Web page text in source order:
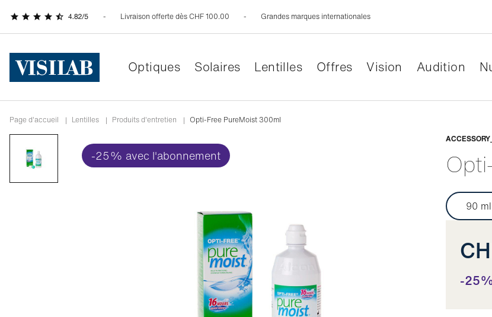
Livraison offerte dès CHF 100.00 Grandes marques internationales
Optiques Solaires Lentilles Offres Vision Audition
Page d'accueil | Lentilles | Produits d'entretien | Opti-Free PureMoist 300ml
-25% avec l'abonnement
90 ml
-